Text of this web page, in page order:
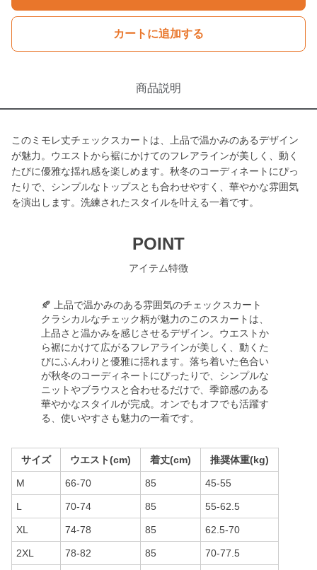
カートに追加する
商品説明
このミモレ丈チェックスカートは、上品で温かみのあるデザイン
が魅力。ウエストから裾にかけてのフレアラインが美しく、動く
たびに優雅な揺れ感を楽しめます。秋冬のコーディネートにぴっ
たりで、シンプルなトップスとも合わせやすく、華やかな雰囲気
を演出します。洗練されたスタイルを叶える一着です。
POINT
アイテム特徴
🍂 上品で温かみのある雰囲気のチェックスカート
クラシカルなチェック柄が魅力のこのスカートは、
上品さと温かみを感じさせるデザイン。ウエストか
ら裾にかけて広がるフレアラインが美しく、動くた
びにふんわりと優雅に揺れます。落ち着いた色合い
が秋冬のコーディネートにぴったりで、シンプルな
ニットやブラウスと合わせるだけで、季節感のある
華やかなスタイルが完成。オンでもオフでも活躍す
る、使いやすさも魅力の一着です。
サイズ ウエスト(cm) 着丈(cm) 推奨体重(kg)
M 66-70 85 45-55
L 70-74 85 55-62.5
XL 74-78 85 62.5-70
2XL 78-82 85 70-77.5